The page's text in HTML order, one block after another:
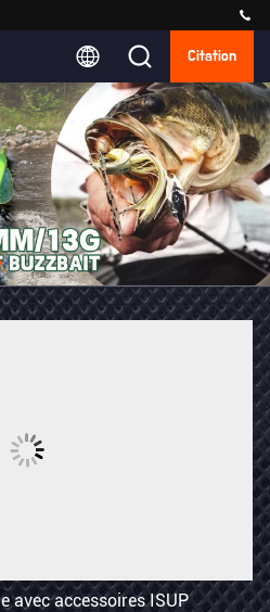
Citation
avec accessoires ISUP